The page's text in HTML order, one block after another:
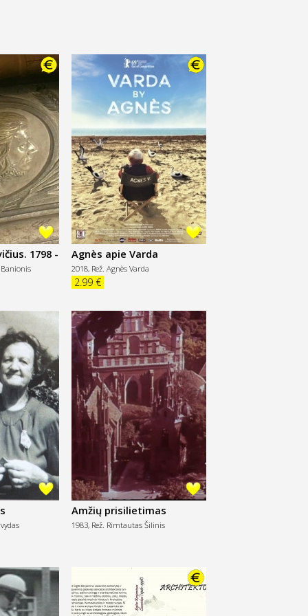
1798 -
Banionis
Agnès apie Varda
2018, Rež. Agnès Varda
2.99 €
Amžių prisilietimas
1983, Rež. Rimtautas Šilinis